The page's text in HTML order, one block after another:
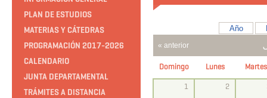
PLAN DE ESTUDIOS
MATERIAS Y CÁTEDRAS
PROGRAMACIÓN 2017-2026
CALENDARIO
JUNTA DEPARTAMENTAL
TRÁMITES A DISTANCIA
Año
« anterior
Domingo Lunes
Martes
1
2